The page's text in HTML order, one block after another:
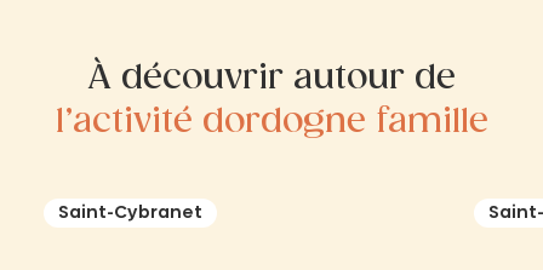
À découvrir autour de
l’activité dordogne famille
Saint-Cybranet